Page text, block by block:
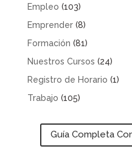
Empleo (103)
Emprender(8)
Formación (81)
Nuestros Cursos (24)
Registro de Horario (1)
Trabajo (105)
Guía Completa